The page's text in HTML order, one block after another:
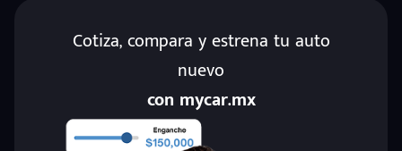
Cotiza, compara y estrena tu auto
nuevo
con mycar.mx